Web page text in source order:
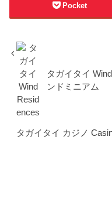
Pocket
タガイタイ
ンドミニアム
タガイタイ カジノ